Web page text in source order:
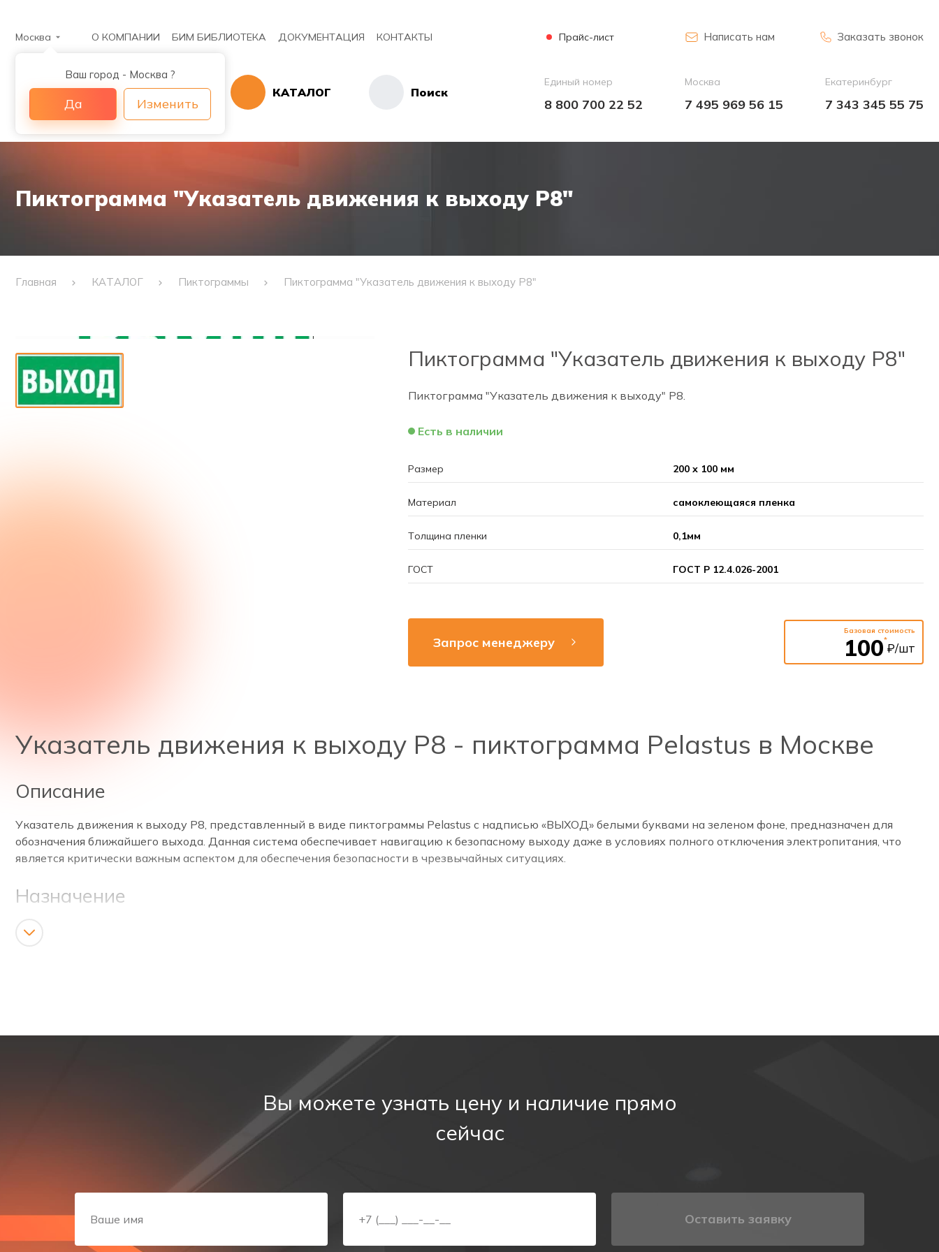
Москва
Ваш город - Москва ?
Да Изменить
О КОМПАНИИ БИМ БИБЛИОТЕКА ДОКУМЕНТАЦИЯ КОНТАКТЫ Прайс-лист Написать нам Заказать звонок
КАТАЛОГ Поиск
Единый номер
8 800 700 22 52
Москва
7 495 969 56 15
Екатеринбург
7 343 345 55 75
Пиктограмма "Указатель движения к выходу Р8"
Главная КАТАЛОГ Пиктограммы Пиктограмма "Указатель движения к выходу Р8"
Пиктограмма "Указатель движения к выходу Р8"
Пиктограмма "Указатель движения к выходу" Р8.
Есть в наличии
Размер 200 х 100 мм
Материал самоклеющаяся пленка
Толщина пленки 0,1мм
ГОСТ ГОСТ Р 12.4.026-2001
Запрос менеджеру
Базовая стоимость
100*
₽/шт
Указатель движения к выходу Р8 - пиктограмма Pelastus в Москве
Описание
Указатель движения к выходу Р8, представленный в виде пиктограммы Pelastus c надписью «ВЫХОД» белыми буквами на зеленом фоне, предназначен для
обозначения ближайшего выхода. Данная система обеспечивает навигацию к безопасному выходу даже в условиях полного отключения электропитания, что
является критически важным аспектом для обеспечения безопасности в чрезвычайных ситуациях.
Назначение
Пиктограмма с надписью «ВЫХОД» обеспечивает быстрое ориентирование людей на путях эвакуации. Расположение этого знака над эвакуационными
Область применения пиктограммы «ВЫХОД»
Охватывает любые здания с постоянным или временным пребыванием людей. Знак устанавливают там, где особенно важно указать где аварийный выход:
пространства, с наличием дверей для выхода
галереи и переходы между корпусами или зданиями;
над дверями эвакуационных выходов
По типам объектов знак применяют в составе комплексного освещения и маркировки:
офисные и бизнес-центры, административные здания;
торговые и развлекательные центры, рестораны, кинотеатры;
Вы можете узнать цену и наличие прямо
сейчас
Оставить заявку